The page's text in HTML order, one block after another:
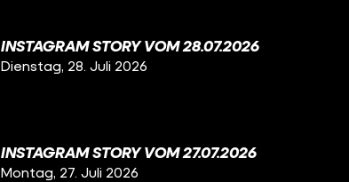
INSTAGRAM STORY VOM 28.07.2026
Dienstag, 28. Juli 2026
INSTAGRAM STORY VOM 27.07.2026
Montag, 27. Juli 2026